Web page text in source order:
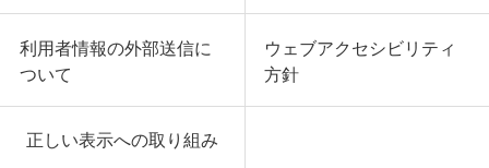
利用者情報の外部送信に
ついて
ウェブアクセシビリティ
方針
正しい表示への取り組み